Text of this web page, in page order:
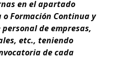
en el apartado
Formación Continua y
de empresas,
etc., teniendo
de cada